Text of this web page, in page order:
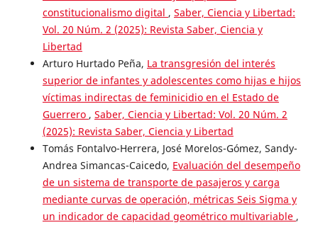
constitucionalismo digital , Saber, Ciencia y Libertad:
Vol. 20 Núm. 2 (2025): Revista Saber, Ciencia y
Libertad
Arturo Hurtado Peña, La transgresión del interés
superior de infantes y adolescentes como hijas e hijos
víctimas indirectas de feminicidio en el Estado de
Guerrero , Saber, Ciencia y Libertad: Vol. 20 Núm. 2
(2025): Revista Saber, Ciencia y Libertad
Tomás Fontalvo-Herrera, José Morelos-Gómez, Sandy-
Andrea Simancas-Caicedo, Evaluación del desempeño
de un sistema de transporte de pasajeros y carga
mediante curvas de operación, métricas Seis Sigma y
un indicador de capacidad geométrico multivariable ,